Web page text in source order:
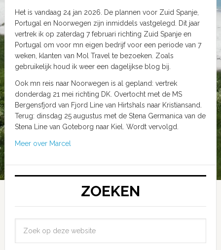
Het is vandaag 24 jan 2026. De plannen voor Zuid Spanje,
Portugal en Noorwegen zijn inmiddels vastgelegd. Dit jaar
vertrek ik op zaterdag 7 februari richting Zuid Spanje en
Portugal om voor mn eigen bedrijf voor een periode van 7
weken, klanten van Mol Travel te bezoeken. Zoals
gebruikelijk houd ik weer een dagelijkse blog bij.
Ook mn reis naar Noorwegen is al gepland: vertrek
donderdag 21 mei richting DK. Overtocht met de MS
Bergensfjord van Fjord Line van Hirtshals naar Kristiansand.
Terug: dinsdag 25 augustus met de Stena Germanica van de
Stena Line van Goteborg naar Kiel. Wordt vervolgd.
Meer over Marcel
ZOEKEN